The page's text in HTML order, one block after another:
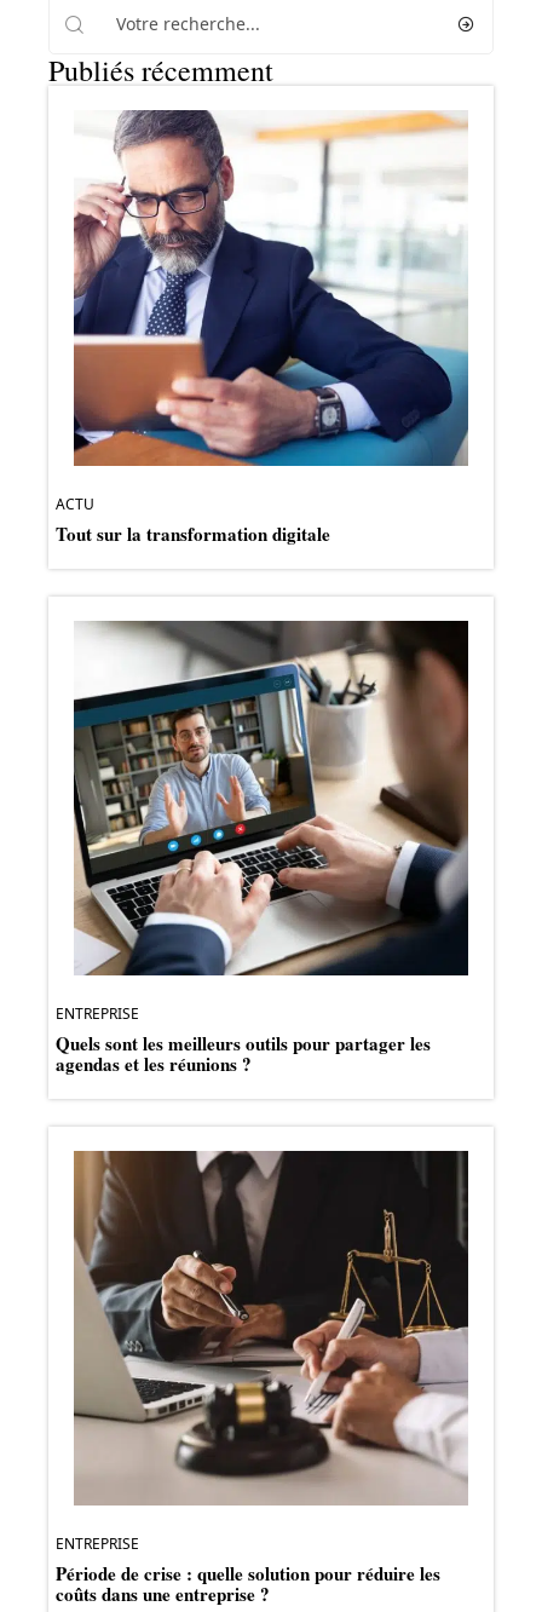
Publiés récemment
ACTU
Tout sur la transformation digitale
ENTREPRISE
Quels sont les meilleurs outils pour partager les
agendas et les réunions ?
ENTREPRISE
Période de crise : quelle solution pour réduire les
coûts dans une entreprise ?